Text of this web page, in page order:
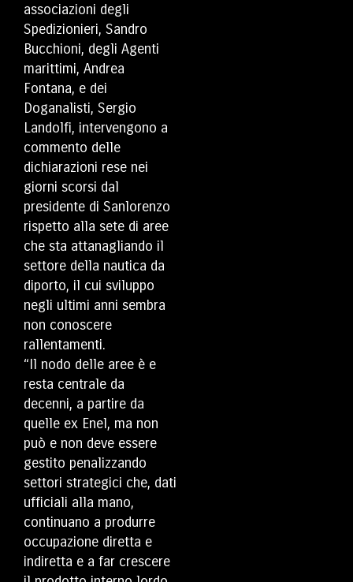
associazioni degli
Spedizionieri, Sandro
Bucchioni, degli Agenti
marittimi, Andrea
Fontana, e dei
Doganalisti, Sergio
Landolfi, intervengono a
commento delle
dichiarazioni rese nei
giorni scorsi dal
presidente di Sanlorenzo
rispetto alla sete di aree
che sta attanagliando il
settore della nautica da
diporto, il cui sviluppo
negli ultimi anni sembra
non conoscere
rallentamenti.
“Il nodo delle aree è e
resta centrale da
decenni, a partire da
quelle ex Enel, ma non
può e non deve essere
gestito penalizzando
settori strategici che, dati
ufficiali alla mano,
continuano a produrre
occupazione diretta e
indiretta e a far crescere